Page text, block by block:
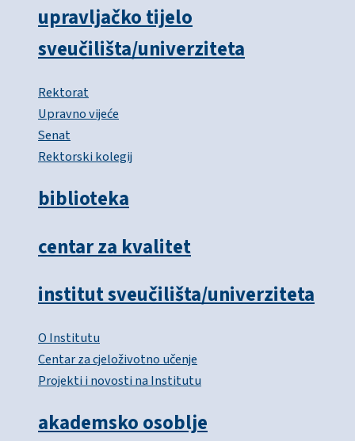
upravljačko tijelo
sveučilišta/univerziteta
Rektorat
Upravno vijeće
Senat
Rektorski kolegij
biblioteka
centar za kvalitet
institut sveučilišta/univerziteta
O Institutu
Centar za cjeloživotno učenje
Projekti i novosti na Institutu
akademsko osoblje